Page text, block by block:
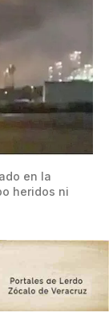
en la
heridos ni